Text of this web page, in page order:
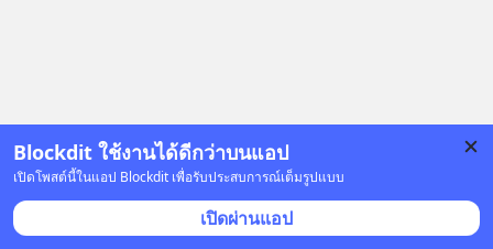
Blockdit ใช้งานได้ดีกว่าบนแอป
เปิดโพสต์นี้ในแอป Blockdit เพื่อรับประสบการณ์เต็มรูปแบบ
เปิดผ่านแอป